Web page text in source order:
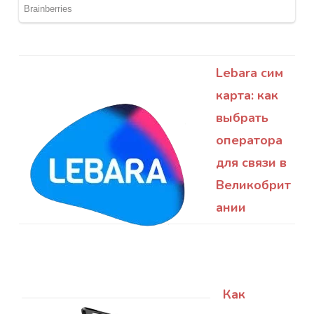
Lebara сим
карта: как
выбрать
оператора
для связи в
Великобрит
ании
Как